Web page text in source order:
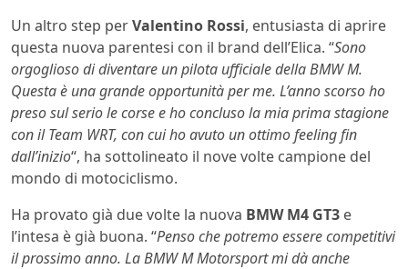
Un altro step perValentino Rossi, entusiasta di aprire
questa nuova parentesi con il brand dell’Elica. “Sono
orgoglioso di diventare un pilota ufficiale della BMW M.
Questa è una grande opportunità per me. L’anno scorso ho
preso sul serio le corse e ho concluso la mia prima stagione
con il Team WRT, con cui ho avuto un ottimo feeling fin
dall’inizio“, ha sottolineato il nove volte campione del
mondo di motociclismo.
Ha provato già due volte la nuova BMW M4 GT3 e
l’intesa è già buona. “Penso che potremo essere competitivi
il prossimo anno. La BMW M Motorsport mi dà anche